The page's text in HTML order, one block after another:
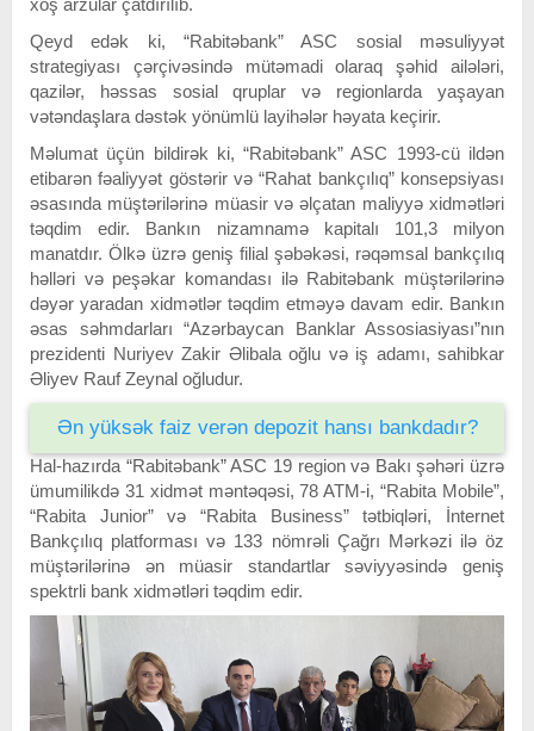
Qeyd edək ki, “Rabitəbank” ASC sosial məsuliyyət
strategiyası çərçivəsində mütəmadi olaraq şəhid ailələri,
qazilər, həssas sosial qruplar və regionlarda yaşayan
vətəndaşlara dəstək yönümlü layihələr həyata keçirir.
Məlumat üçün bildirək ki, “Rabitəbank” ASC 1993-cü ildən
etibarən fəaliyyət göstərir və “Rahat bankçılıq” konsepsiyası
əsasında müştərilərinə müasir və əlçatan maliyyə xidmətləri
təqdim edir. Bankın nizamnamə kapitalı 101,3 milyon
manatdır. Ölkə üzrə geniş filial şəbəkəsi, rəqəmsal bankçılıq
həlləri və peşəkar komandası ilə Rabitəbank müştərilərinə
dəyər yaradan xidmətlər təqdim etməyə davam edir. Bankın
əsas səhmdarları “Azərbaycan Banklar Assosiasiyası”nın
prezidenti Nuriyev Zakir Əlibala oğlu və iş adamı, sahibkar
Əliyev Rauf Zeynal oğludur.
Ən yüksək faiz verən depozit hansı bankdadır?
Hal-hazırda “Rabitəbank” ASC 19 region və Bakı şəhəri üzrə
ümumilikdə 31 xidmət məntəqəsi, 78 ATM-i, “Rabita Mobile”,
“Rabita Junior” və “Rabita Business” tətbiqləri, İnternet
Bankçılıq platforması və 133 nömrəli Çağrı Mərkəzi ilə öz
müştərilərinə ən müasir standartlar səviyyəsində geniş
spektrli bank xidmətləri təqdim edir.